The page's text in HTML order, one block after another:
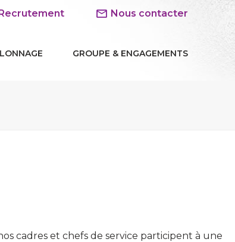
Nous contacter
GROUPE & ENGAGEMENTS
cadres et chefs de service participent à une